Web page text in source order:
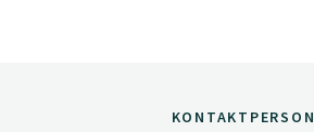
KONTAKTPERSON